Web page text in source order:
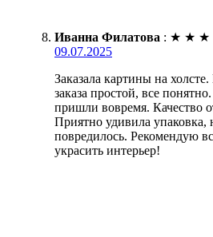
Иванна Филатова : ★ ★ ★
09.07.2025
Заказала картины на
заказа простой, все
пришли вовремя. Качество
Приятно удивила упаковка,
повредилось. Рекомендую
украсить интерьер!